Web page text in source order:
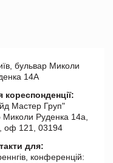
бульвар Миколи
14А
Мастер Груп"
Миколи Руденка 14а,
оф 121, 03194
для:
конференцій: